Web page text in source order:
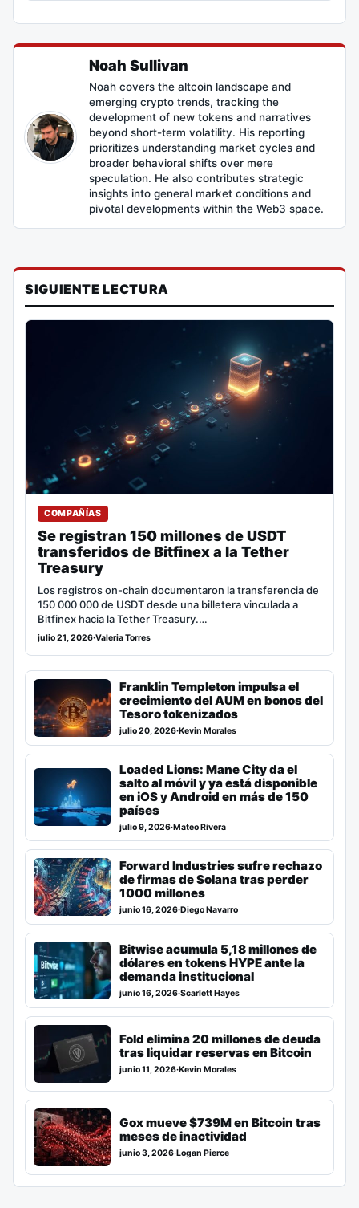
Noah Sullivan
Noah covers the altcoin landscape and
emerging crypto trends, tracking the
development of new tokens and narratives
beyond short-term volatility. His reporting
prioritizes understanding market cycles and
broader behavioral shifts over mere
speculation. He also contributes strategic
insights into general market conditions and
pivotal developments within the Web3 space.
SIGUIENTE LECTURA
COMPAÑÍAS
Se registran 150 millones de USDT
transferidos de Bitfinex a la Tether
Treasury
Los registros on-chain documentaron la transferencia de
150 000 000 de USDT desde una billetera vinculada a
Bitfinex hacia la Tether Treasury.…
julio 21, 2026·Valeria Torres
Franklin Templeton impulsa el
crecimiento del AUM en bonos del
Tesoro tokenizados
julio 20, 2026·Kevin Morales
Loaded Lions: Mane City da el
salto al móvil y ya está disponible
en iOS y Android en más de 150
países
julio 9, 2026·Mateo Rivera
Forward Industries sufre rechazo
de firmas de Solana tras perder
1000 millones
junio 16, 2026·Diego Navarro
Bitwise acumula 5,18 millones de
dólares en tokens HYPE ante la
demanda institucional
junio 16, 2026·Scarlett Hayes
Fold elimina 20 millones de deuda
tras liquidar reservas en Bitcoin
junio 11, 2026·Kevin Morales
Gox mueve $739M en Bitcoin tras
meses de inactividad
junio 3, 2026·Logan Pierce